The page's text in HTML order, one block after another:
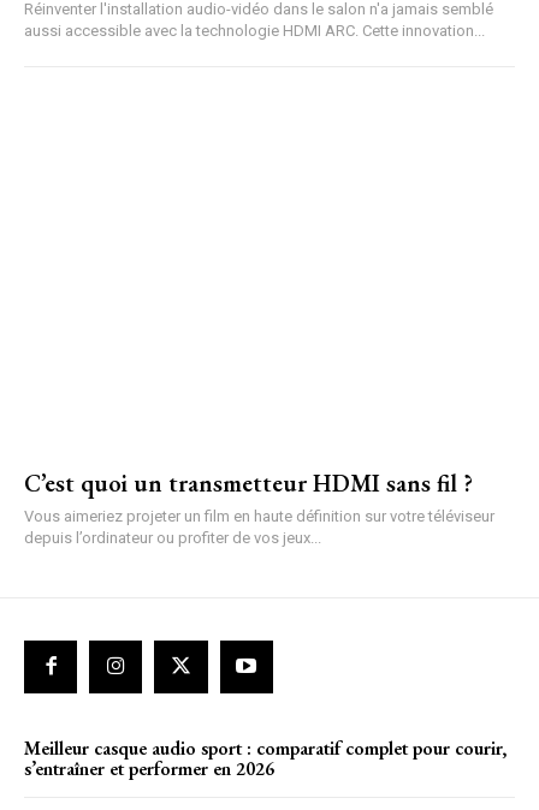
Réinventer l'installation audio-vidéo dans le salon n'a jamais semblé
aussi accessible avec la technologie HDMI ARC. Cette innovation...
C’est quoi un transmetteur HDMI sans fil ?
Vous aimeriez projeter un film en haute définition sur votre téléviseur
depuis l’ordinateur ou profiter de vos jeux...
Meilleur casque audio sport : comparatif complet pour courir,
s’entraîner et performer en 2026